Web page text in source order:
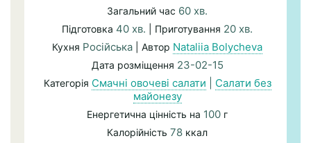
Загальний час 60 хв.
Підготовка 40 хв. | Приготування 20 хв.
Кухня Російська | Автор Nataliia Bolycheva
Дата розміщення 23-02-15
Категорія Смачні овочеві салати
Салати без
майонезу
Енергетична цінність на 100 г
Калорійність 78 ккал